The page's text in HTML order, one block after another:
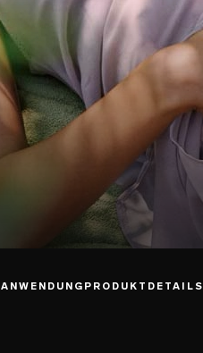
ANWENDUNG PRODUKTDETAILS